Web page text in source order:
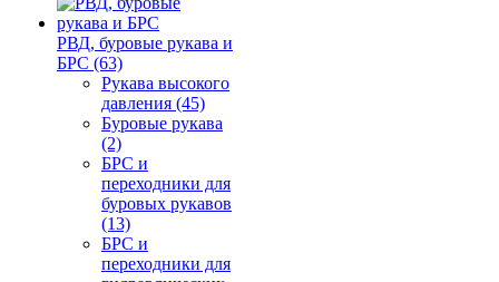
РВД, буровые рукава и
БРС (63)
Рукава высокого
давления (45)
Буровые рукава
(2)
БРС и
переходники для
буровых рукавов
(13)
БРС и
переходники для